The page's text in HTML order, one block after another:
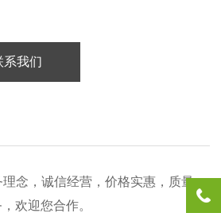
系我们
念，诚信经营，价格实惠，质量
务，欢迎您合作。